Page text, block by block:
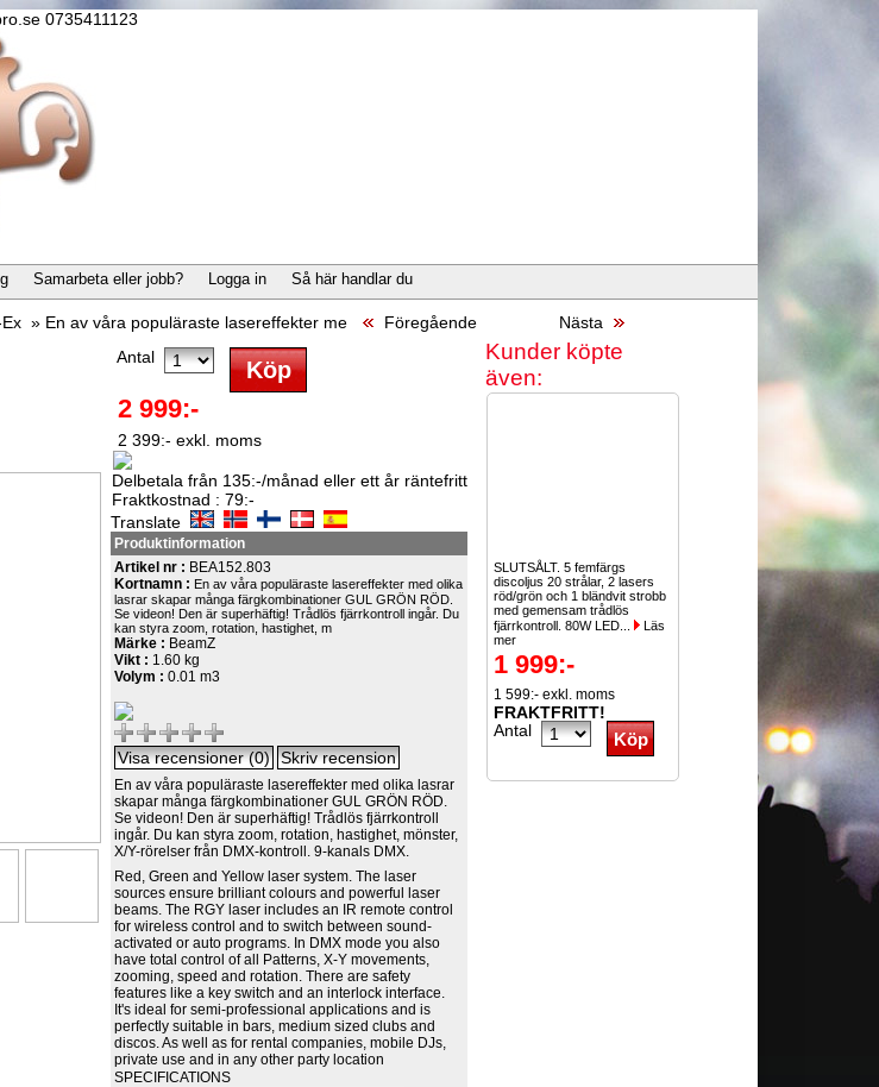
0735411123
Samarbeta eller jobb? Logga in Så här handlar du
» En av våra populäraste lasereffekter me Föregående Nästa
Antal
2 999:-
2 399:- exkl. moms
Delbetala från 135:-/månad eller ett år räntefritt
Fraktkostnad : 79:-
Translate
Produktinformation
Artikel nr : BEA152.803
Kortnamn : En av våra populäraste lasereffekter med olika
lasrar skapar många färgkombinationer GUL GRÖN RÖD.
Se videon! Den är superhäftig! Trådlös fjärrkontroll ingår. Du
kan styra zoom, rotation, hastighet, m
Märke : BeamZ
Vikt : 1.60 kg
Volym :0.01 m3
En av våra populäraste lasereffekter med olika lasrar
skapar många färgkombinationer GUL GRÖN RÖD.
Se videon! Den är superhäftig! Trådlös fjärrkontroll
ingår. Du kan styra zoom, rotation, hastighet, mönster,
X/Y-rörelser från DMX-kontroll. 9-kanals DMX.
Red, Green and Yellow laser system. The laser
sources ensure brilliant colours and powerful laser
beams. The RGY laser includes an IR remote control
for wireless control and to switch between sound-
activated or auto programs. In DMX mode you also
have total control of all Patterns, X-Y movements,
zooming, speed and rotation. There are safety
features like a key switch and an interlock interface.
It's ideal for semi-professional applications and is
perfectly suitable in bars, medium sized clubs and
discos. As well as for rental companies, mobile DJs,
private use and in any other party location
SPECIFICATIONS
Kunder köpte
även:
SLUTSÅLT. 5 femfärgs
discoljus 20 strålar, 2 lasers
röd/grön och 1 bländvit strobb
med gemensam trådlös
fjärrkontroll. 80W LED...
Läs
mer
1 999:-
1 599:- exkl. moms
FRAKTFRITT!
Antal